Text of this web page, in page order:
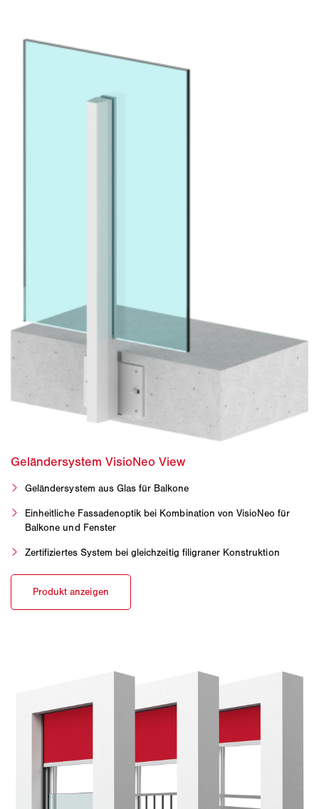
Geländersystem aus Glas für Balkone
Einheitliche Fassadenoptik bei Kombination von VisioNeo für
Balkone und Fenster
Zertifiziertes System bei gleichzeitig filigraner Konstruktion